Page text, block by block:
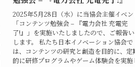
2025年5月28日（水）に当協会主催イベン
「コンテンツ勉強会 – 『電力会社 充電完
了!』」を実施いたしましたので、ご報告
します。 私たち日本イノベーション協会で
は、コンテンツの研究と創造を目的に、定
的に研修プログラムやゲーム体験会を実施